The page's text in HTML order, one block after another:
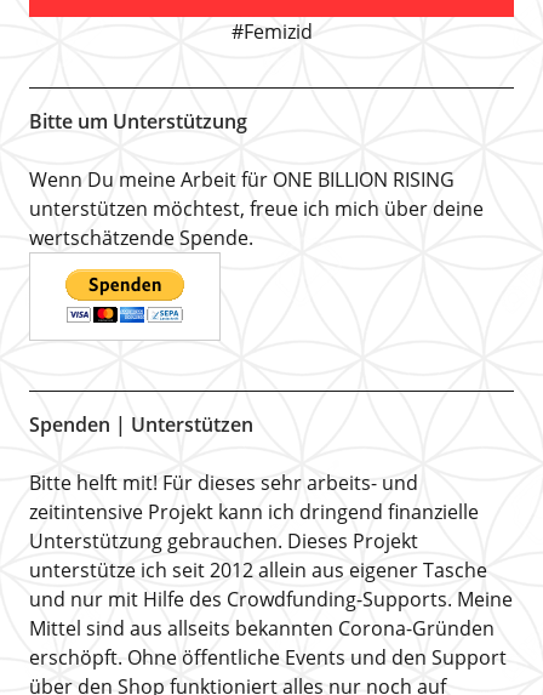
#Femizid
Bitte um Unterstützung
Wenn Du meine Arbeit für ONE BILLION RISING
unterstützen möchtest, freue ich mich über deine
wertschätzende Spende.
Spenden | Unterstützen
Bitte helft mit! Für dieses sehr arbeits- und
zeitintensive Projekt kann ich dringend finanzielle
Unterstützung gebrauchen. Dieses Projekt
unterstütze ich seit 2012 allein aus eigener Tasche
und nur mit Hilfe des Crowdfunding-Supports. Meine
Mittel sind aus allseits bekannten Corona-Gründen
erschöpft. Ohne öffentliche Events und den Support
über den Shop funktioniert alles nur noch auf